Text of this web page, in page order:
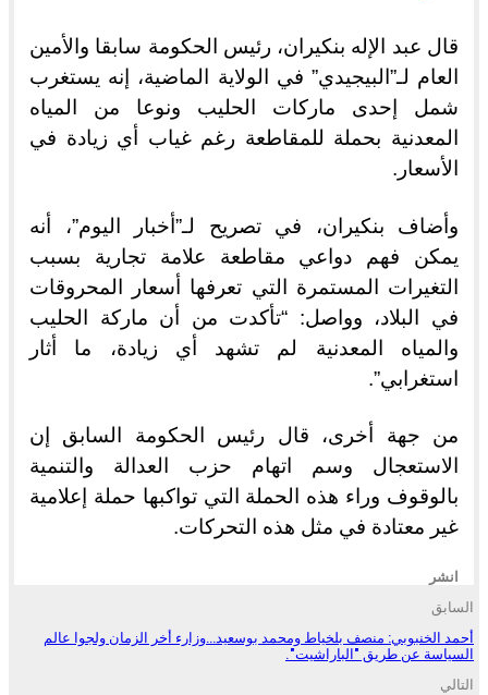
قال عبد الإله بنكيران، رئيس الحكومة سابقا والأمين
العام لـ”البيجيدي” في الولاية الماضية، إنه يستغرب
شمل إحدى ماركات الحليب ونوعا من المياه
المعدنية بحملة للمقاطعة رغم غياب أي زيادة في
الأسعار.
وأضاف بنكيران، في تصريح لـ”أخبار اليوم”، أنه
يمكن فهم دواعي مقاطعة علامة تجارية بسبب
التغيرات المستمرة التي تعرفها أسعار المحروقات
في البلاد، وواصل: “تأكدت من أن ماركة الحليب
والمياه المعدنية لم تشهد أي زيادة، ما أثار
استغرابي”.
من جهة أخرى، قال رئيس الحكومة السابق إن
الاستعجال وسم اتهام حزب العدالة والتنمية
بالوقوف وراء هذه الحملة التي تواكبها حملة إعلامية
غير معتادة في مثل هذه التحركات.
انشر
السابق
أحمد الخنبوبي: منصف بلخياط ومحمد بوسعيد…وزارء أخر الزمان ولجوا عالم
السياسة عن طريق "الباراشيت".
التالي